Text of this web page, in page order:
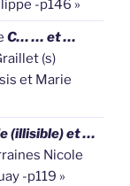
-p146 »
C… … et …
(s)
et Marie
(illisible) et …
Nicole
-p119 »